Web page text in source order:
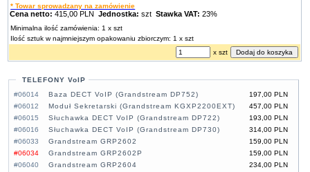
* Towar sprowadzany na zamówienie
Cena netto: 415,00 PLNJednostka: sztStawka VAT: 23%
Minimalna ilość zamówienia: 1 x szt
Ilość sztuk w najmniejszym opakowaniu zbiorczym: 1 x szt
x szt
TELEFONY VoIP
#06014
197,00 PLN
Baza DECT VoIP (Grandstream DP752)
#06012
457,00 PLN
Moduł Sekretarski (Grandstream KGXP2200EXT)
#06015
193,00 PLN
Słuchawka DECT VoIP (Grandstream DP722)
#06016
314,00 PLN
Słuchawka DECT VoIP (Grandstream DP730)
#06033
159,00 PLN
Grandstream GRP2602
#06034
159,00 PLN
Grandstream GRP2602P
#06040
234,00 PLN
Grandstream GRP2604